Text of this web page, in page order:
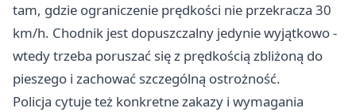
tam, gdzie ograniczenie prędkości nie przekracza 30
km/h. Chodnik jest dopuszczalny jedynie wyjątkowo -
wtedy trzeba poruszać się z prędkością zbliżoną do
pieszego i zachować szczególną ostrożność.
Policja cytuje też konkretne zakazy i wymagania